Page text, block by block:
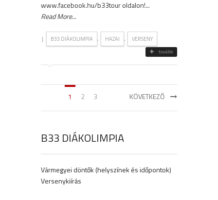
www.facebook.hu/b33tour oldalon!...
Read More...
| B33 DIÁKOLIMPIA , HAZAI , VERSENY
tovább
1 2 3 KÖVETKEZŐ
B33 DIÁKOLIMPIA
Vármegyei döntők (helyszínek és időpontok)
Versenykiírás